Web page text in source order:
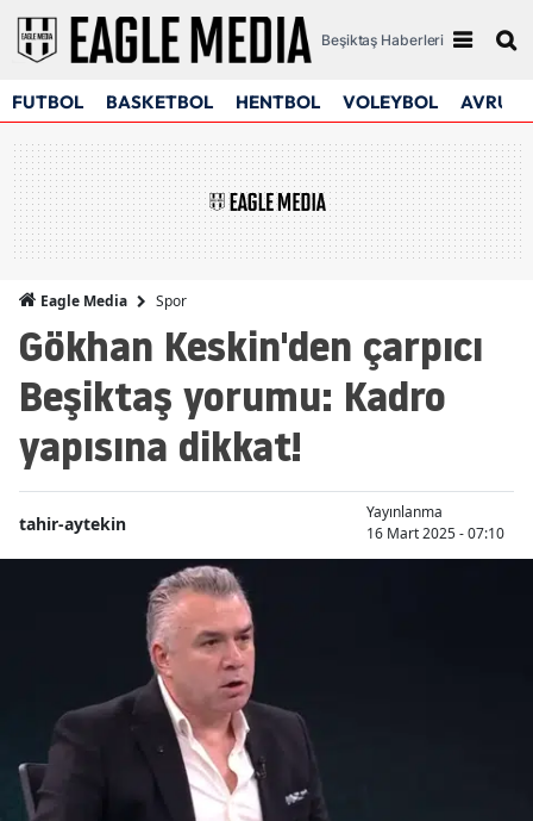
Beşiktaş Haberleri
FUTBOL BASKETBOL HENTBOL VOLEYBOL
Eagle Media Spor
Gökhan Keskin'den çarpıcı
Beşiktaş yorumu: Kadro
yapısına dikkat!
tahir-aytekin
Yayınlanma
16 Mart 2025 - 07:10